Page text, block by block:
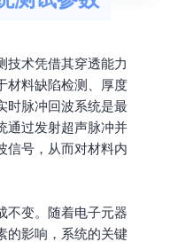
技术凭借其穿透能力
材料缺陷检测、厚度
时脉冲回波系统是最
通过发射超声脉冲并
信号，从而对材料内
不变。随着电子元器
的影响，系统的关键